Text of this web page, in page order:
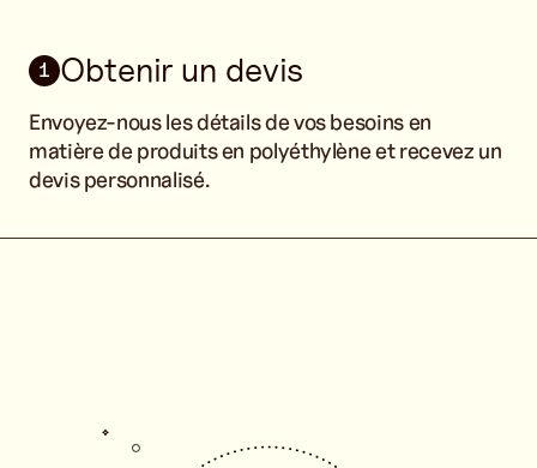
1 Obtenir un devis
Envoyez-nous les détails de vos besoins en
matière de produits en polyéthylène et recevez un
devis personnalisé.